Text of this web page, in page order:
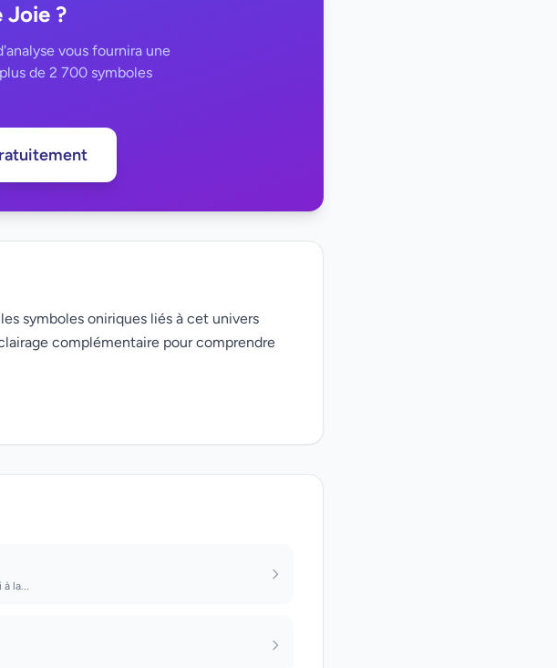
Joie ?
vous fournira une
de 2 700 symboles
symboles oniriques liés à cet univers
complémentaire pour comprendre
la...